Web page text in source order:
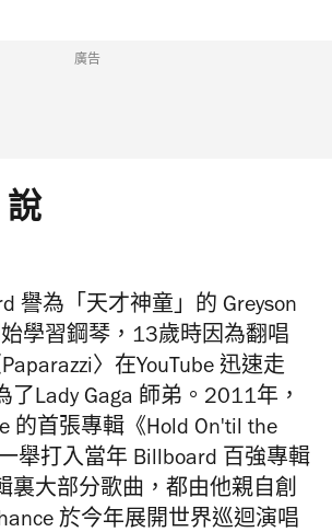
廣告
說
譽為「天才神童」 的 Greyson
學習鋼琴，13歲時因為翻唱
〉在YouTube 迅速走
了 Lady Gaga 師弟。 2011年，
的首張專輯《Hold On'til the
舉打入當年 Billboard 百強專輯
裏大部分歌曲，都由他親自創
於今年展開世界巡迴演唱